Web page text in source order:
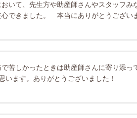
いて、先生方や助産師さんやスタッフみ
できました。 本当にありがとうござい
苦しかったときは助産師さんに寄り添っ
います。ありがとうございました！